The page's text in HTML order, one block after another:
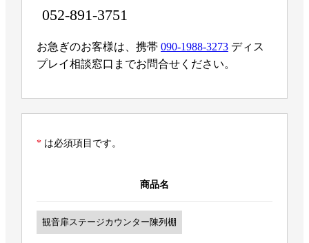
052-891-3751
お急ぎのお客様は、携帯 090-1988-3273 ディス
プレイ相談窓口までお問合せください。
* は必須項目です。
商品名